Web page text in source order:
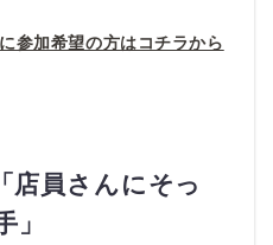
参加希望の方はコチラから
店員さんにそっ
」